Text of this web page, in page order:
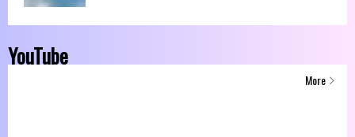
YouTube
More